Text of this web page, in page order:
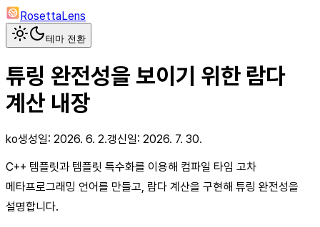
RosettaLens
테마 전환
튜링 완전성을 보이기 위한 람다
계산 내장
ko생성일: 2026. 6. 2.갱신일: 2026. 7. 30.
C++ 템플릿과 템플릿 특수화를 이용해 컴파일 타임 고차
메타프로그래밍 언어를 만들고, 람다 계산을 구현해 튜링 완전성을
설명합니다.